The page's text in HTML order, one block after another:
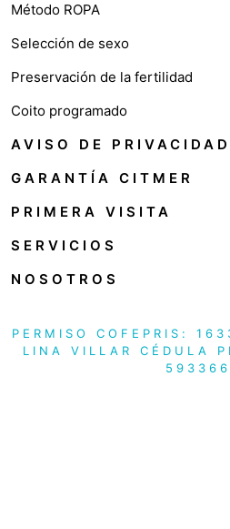
Método ROPA
Selección de sexo
Preservación de la fertilidad
Coito programado
AVISO DE PRIVACIDAD
GARANTÍA CITMER
PRIMERA VISITA
SERVICIOS
NOSOTROS
PERMISO COFEPRIS:
LINA VILLAR CÉDULA